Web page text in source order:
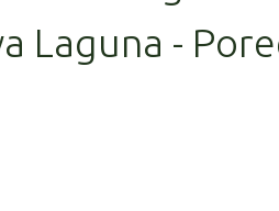
Laguna -